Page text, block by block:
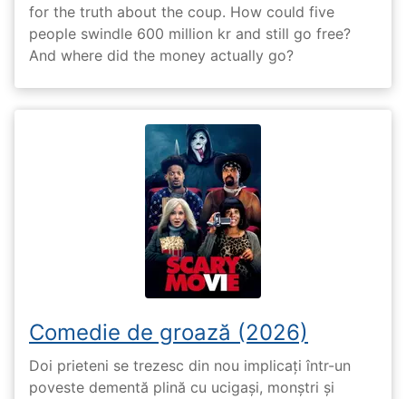
for the truth about the coup. How could five
people swindle 600 million kr and still go free?
And where did the money actually go?
Comedie de groază (2026)
Doi prieteni se trezesc din nou implicați într-un
poveste dementă plină cu ucigași, monștri și